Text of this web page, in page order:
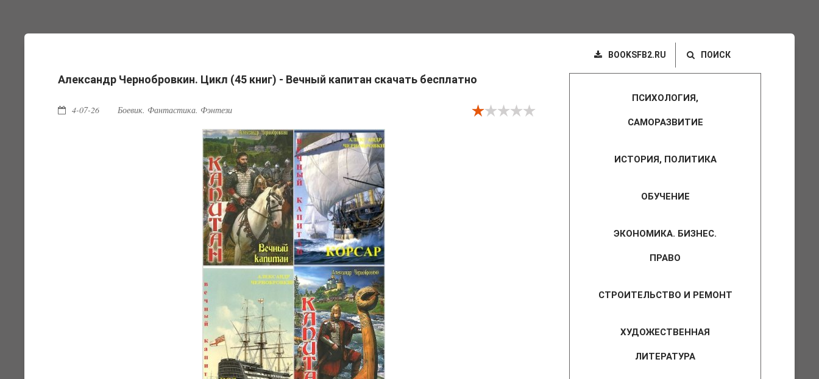
BOOKSFB2.RU ПОИСК
Александр Чернобровкин. Цикл (45 книг) - Вечный капитан скачать бесплатно
4-07-26 Боевик. Фантастика. Фэнтези
ПСИХОЛОГИЯ,
САМОРАЗВИТИЕ
ИСТОРИЯ, ПОЛИТИКА
ОБУЧЕНИЕ
ЭКОНОМИКА. БИЗНЕС.
ПРАВО
СТРОИТЕЛЬСТВО И РЕМОНТ
ХУДОЖЕСТВЕННАЯ
ЛИТЕРАТУРА